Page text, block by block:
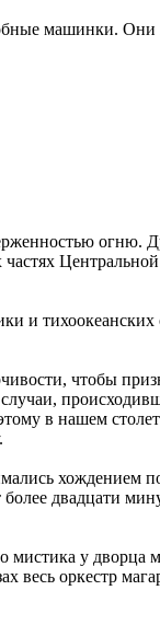
машинки. Они
огню.
частях
и тихоокеанских
чтобы
в нашем
хождением
двадцати
мистика у дворца
весь оркестр